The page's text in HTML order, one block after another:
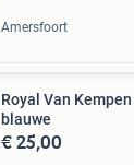
Amersfoort
Royal Van
blauwe
€ 25,00